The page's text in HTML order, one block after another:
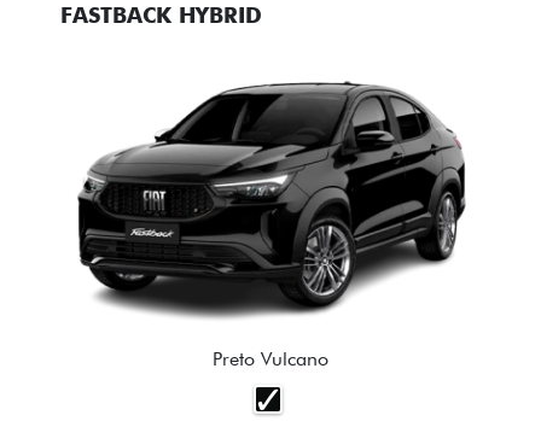
FASTBACK HYBRID
Preto Vulcano